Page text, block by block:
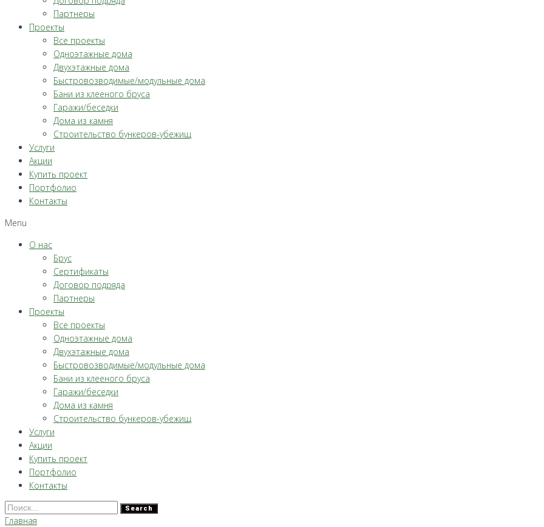
Партнеры
Проекты
Все проекты
Одноэтажные дома
Двухэтажные дома
Быстровозводимые/модульные дома
Бани из клееного бруса
Гаражи/беседки
Дома из камня
Строительство бункеров-убежищ
Услуги
Акции
Купить проект
Портфолио
Контакты
Menu
О нас
Брус
Сертификаты
Договор подряда
Партнеры
Проекты
Все проекты
Одноэтажные дома
Двухэтажные дома
Быстровозводимые/модульные дома
Бани из клееного бруса
Гаражи/беседки
Дома из камня
Строительство бункеров-убежищ
Услуги
Акции
Купить проект
Портфолио
Контакты
Search
Главная